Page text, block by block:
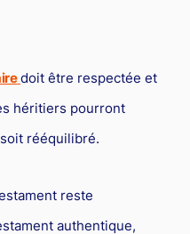
doit être respectée et
héritiers pourront
rééquilibré.
reste
authentique,